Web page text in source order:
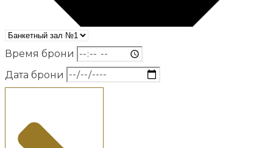
Время брони
Дата брони